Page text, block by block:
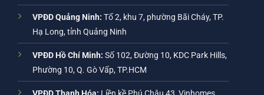
VPĐD Quảng Ninh: Tổ 2, khu 7, phường Bãi Cháy, TP.
Hạ Long, tỉnh Quảng Ninh
VPĐD Hồ Chí Minh: Số 102, Đường 10, KDC Park Hills,
Phường 10, Q. Gò Vấp, TP.HCM